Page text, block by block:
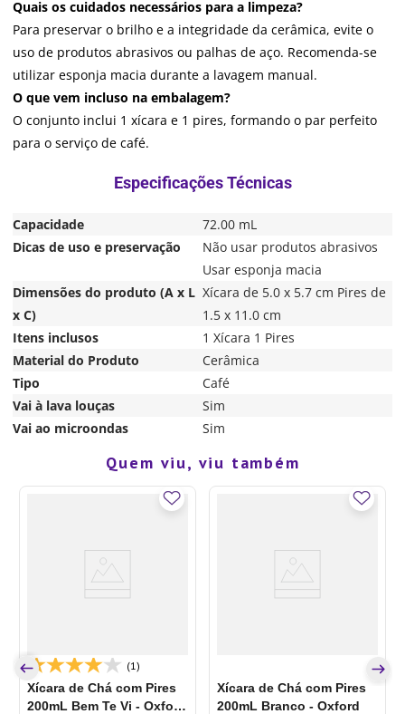
Quais os cuidados necessários para a limpeza?
Para preservar o brilho e a integridade da cerâmica, evite o
uso de produtos abrasivos ou palhas de aço. Recomenda-se
utilizar esponja macia durante a lavagem manual.
O que vem incluso na embalagem?
O conjunto inclui 1 xícara e 1 pires, formando o par perfeito
para o serviço de café.
Capacidade
72.00 mL
Dicas de uso e preservação
Não usar produtos abrasivos
Usar esponja macia
Dimensões do produto (A x L
x C)
Xícara de 5.0 x 5.7 cm Pires de
1.5 x 11.0 cm
Itens inclusos
1 Xícara 1 Pires
Material do Produto
Cerâmica
Tipo
Café
Vai à lava louças
Sim
Vai ao microondas
Sim
Quem viu, viu também
(1)
Xícara de Chá com Pires
200mL Bem Te Vi - Oxford
Xícara de Chá com Pires
200mL Branco - Oxford